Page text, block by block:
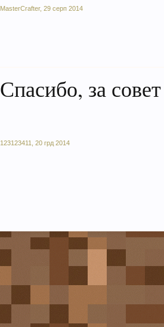
MasterCrafter,29 серп 2014
Спасибо, за совет
123123411 ,20 грд 2014